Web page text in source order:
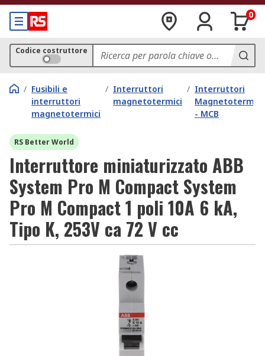
0
Codice costruttore
/ Fusibili e
interruttori
magnetotermici
/ Interruttori
magnetotermici
/ Interruttori
Magnetotermici
- MCB
RS Better World
Interruttore miniaturizzato ABB
System Pro M Compact System
Pro M Compact 1 poli 10A 6 kA,
Tipo K, 253V ca 72 V cc